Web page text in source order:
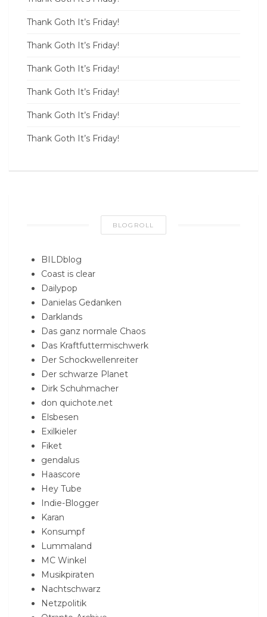
Thank Goth It’s Friday!
Thank Goth It’s Friday!
Thank Goth It’s Friday!
Thank Goth It’s Friday!
Thank Goth It’s Friday!
Thank Goth It’s Friday!
BLOGROLL
BILDblog
Coast is clear
Dailypop
Danielas Gedanken
Darklands
Das ganz normale Chaos
Das Kraftfuttermischwerk
Der Schockwellenreiter
Der schwarze Planet
Dirk Schuhmacher
don quichote.net
Elsbesen
Exilkieler
Fiket
gendalus
Haascore
Hey Tube
Indie-Blogger
Karan
Konsumpf
Lummaland
MC Winkel
Musikpiraten
Nachtschwarz
Netzpolitik